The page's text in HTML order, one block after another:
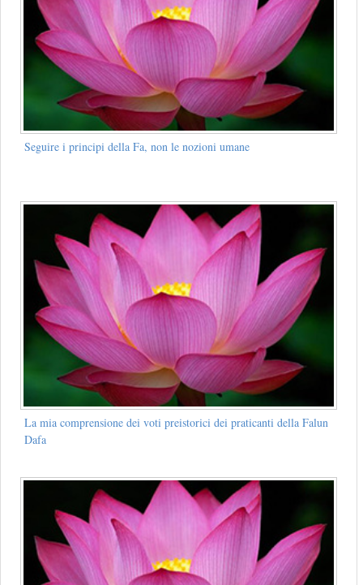
Seguire i principi della Fa, non le nozioni umane
La mia comprensione dei voti preistorici dei praticanti della Falun
Dafa